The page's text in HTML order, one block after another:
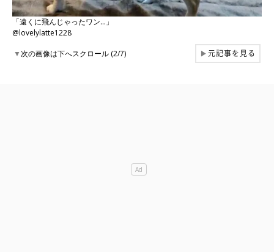
「遠くに飛んじゃったワン…」
@lovelylatte1228
▼次の画像は下へスクロール (2/7) ▶元記事を見る